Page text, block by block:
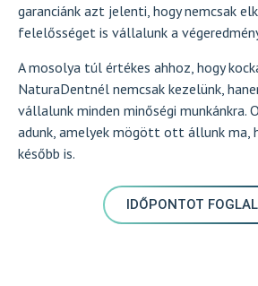
garanciánk azt jelenti, hogy nemcsak
felelősséget is vállalunk a
A mosolya túl értékes ahhoz, hogy
NaturaDentnél nemcsak kezelünk,
vállalunk minden minőségi munkánkra.
adunk, amelyek mögött ott állunk ma,
később is.
IDŐPONTOT